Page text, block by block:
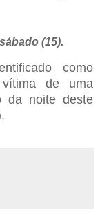
(15).
como
de uma
da noite deste